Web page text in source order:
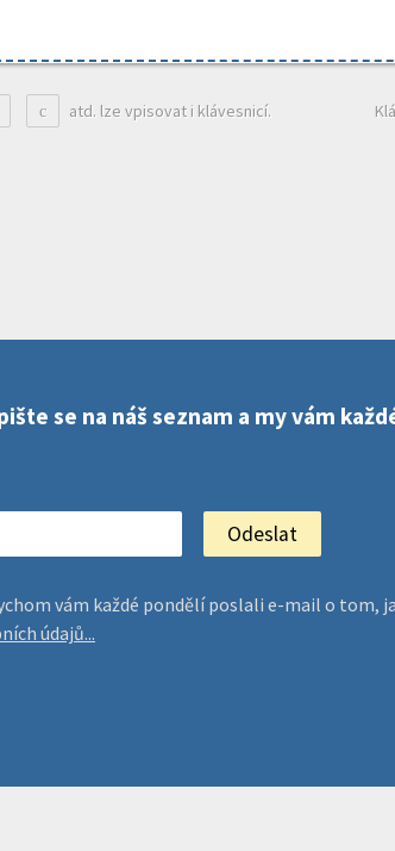
c atd. lze vpisovat i klávesnicí.
se na náš seznam a my vám
vám každé pondělí poslali e-mail o tom,
údajů...